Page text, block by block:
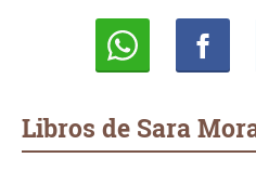
Libros de Sara